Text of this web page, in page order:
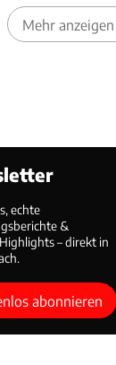
Mehr anzeigen
echte
&
– direkt in
abonnieren